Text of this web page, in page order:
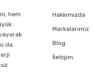
hem
da
Hakkımızda
Markalarımız
Blog
İletişim